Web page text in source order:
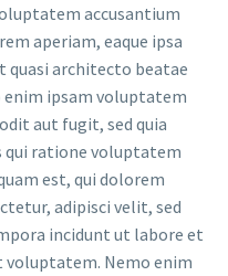
accusantium
aperiam, eaque ipsa
quasi architecto beatae
enim ipsam voluptatem
aut fugit, sed quia
qui ratione voluptatem
est, qui dolorem
adipisci velit, sed
incidunt ut labore et
voluptatem. Nemo enim